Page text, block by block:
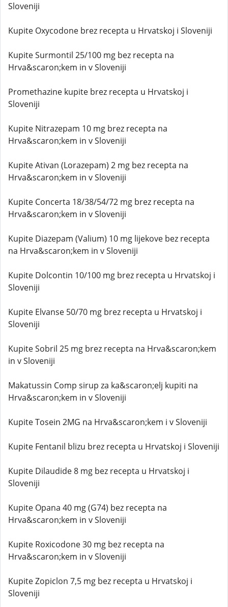
Sloveniji
Kupite Oxycodone brez recepta u Hrvatskoj i Sloveniji
Kupite Surmontil 25/100 mg bez recepta na
Hrva&scaron;kem in v Sloveniji
Promethazine kupite brez recepta u Hrvatskoj i
Sloveniji
Kupite Nitrazepam 10 mg brez recepta na
Hrva&scaron;kem in v Sloveniji
Kupite Ativan (Lorazepam) 2 mg bez recepta na
Hrva&scaron;kem in v Sloveniji
Kupite Concerta 18/38/54/72 mg brez recepta na
Hrva&scaron;kem in v Sloveniji
Kupite Diazepam (Valium) 10 mg lijekove bez recepta
na Hrva&scaron;kem in v Sloveniji
Kupite Dolcontin 10/100 mg brez recepta u Hrvatskoj i
Sloveniji
Kupite Elvanse 50/70 mg brez recepta u Hrvatskoj i
Sloveniji
Kupite Sobril 25 mg brez recepta na Hrva&scaron;kem
in v Sloveniji
Makatussin Comp sirup za ka&scaron;elj kupiti na
Hrva&scaron;kem in v Sloveniji
Kupite Tosein 2MG na Hrva&scaron;kem i v Sloveniji
Kupite Fentanil blizu brez recepta u Hrvatskoj i Sloveniji
Kupite Dilaudide 8 mg bez recepta u Hrvatskoj i
Sloveniji
Kupite Opana 40 mg (G74) bez recepta na
Hrva&scaron;kem in v Sloveniji
Kupite Roxicodone 30 mg bez recepta na
Hrva&scaron;kem in v Sloveniji
Kupite Zopiclon 7,5 mg bez recepta u Hrvatskoj i
Sloveniji